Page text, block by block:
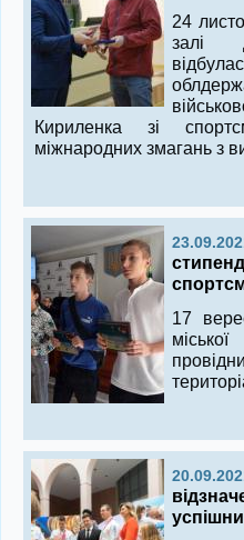
24
залі
Кириленка зі
міжнародних змагань з
17